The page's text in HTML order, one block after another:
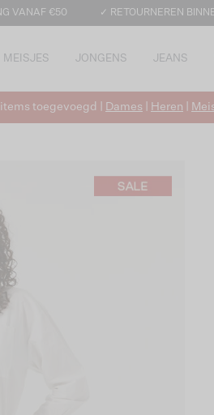
VANAF €50 ✓ RETOURNEREN
MEISJES JONGENS JEANS
toegevoegd | Dames Heren